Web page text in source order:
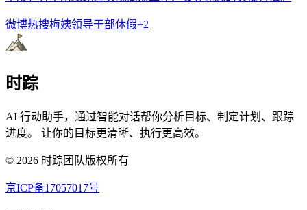
微博热搜梅姨领导干部休假+2
时踪
AI 行动助手，通过智能对话帮你分析目标、制定计划、跟踪
进度。 让你的目标更清晰、执行更高效。
© 2026 时踪团队版权所有
京ICP备17057017号